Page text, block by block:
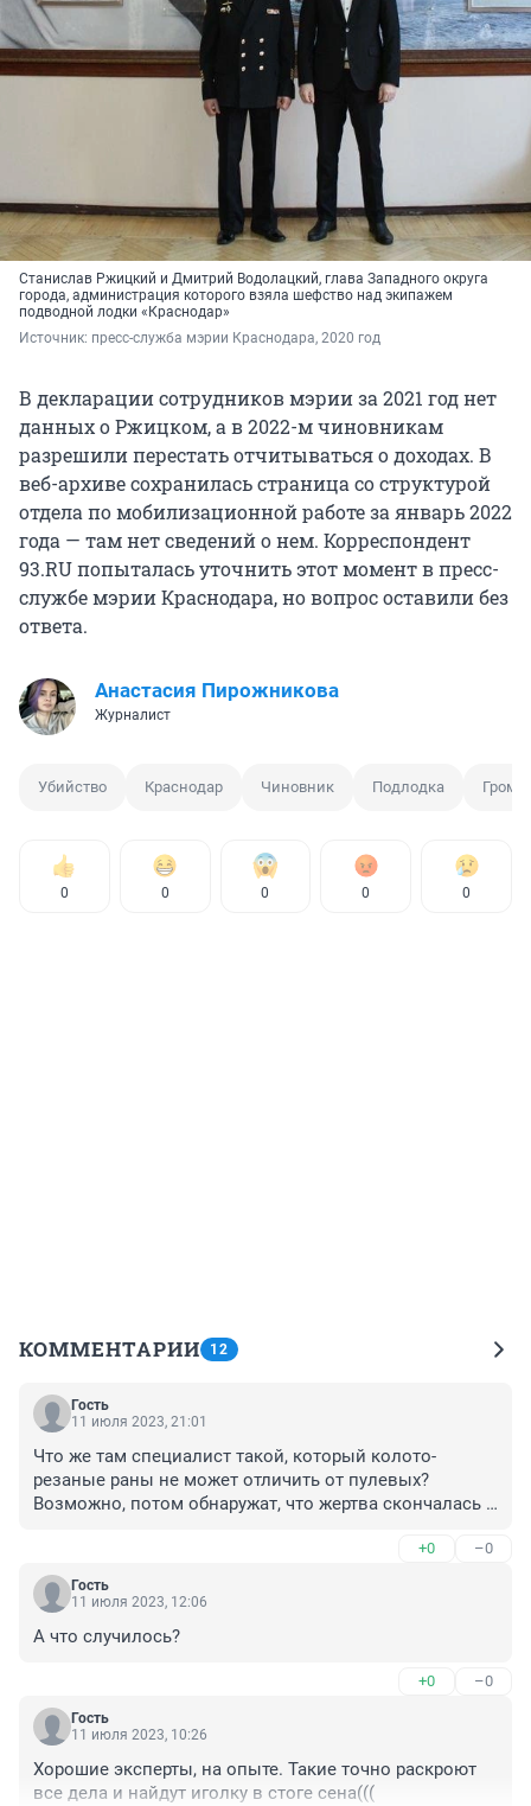
Станислав Ржицкий и Дмитрий Водолацкий, глава Западного округа
города, администрация которого взяла шефство над экипажем
подводной лодки «Краснодар»
Источник: пресс-служба мэрии Краснодара, 2020 год
В декларации сотрудников мэрии за 2021 год нет
данных о Ржицком, а в 2022-м чиновникам
разрешили перестать отчитываться о доходах. В
веб-архиве сохранилась страница со структурой
отдела по мобилизационной работе за январь 2022
года — там нет сведений о нем. Корреспондент
93.RU попыталась уточнить этот момент в пресс-
службе мэрии Краснодара, но вопрос оставили без
ответа.
Анастасия Пирожникова
Журналист
Убийство Краснодар Чиновник Подлодка
0 0 0 0 0
КОММЕНТАРИИ 12
Гость
11 июля 2023, 21:01
Что же там специалист такой, который колото-
резаные раны не может отличить от пулевых?
Возможно, потом обнаружат, что жертва скончалась
+0 –0
Гость
11 июля 2023, 12:06
А что случилось?
+0 –0
Гость
11 июля 2023, 10:26
Хорошие эксперты, на опыте. Такие точно раскроют
все дела и найдут иголку в стоге сена(((